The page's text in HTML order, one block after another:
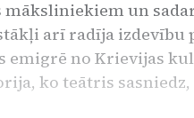
un
arī radīja
no Krievijas
ko teātris